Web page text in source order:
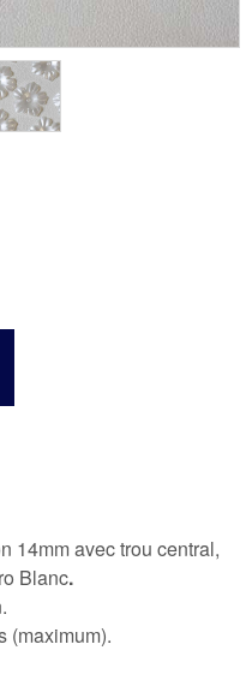
14mm avec trou central,
Blanc.
(maximum).